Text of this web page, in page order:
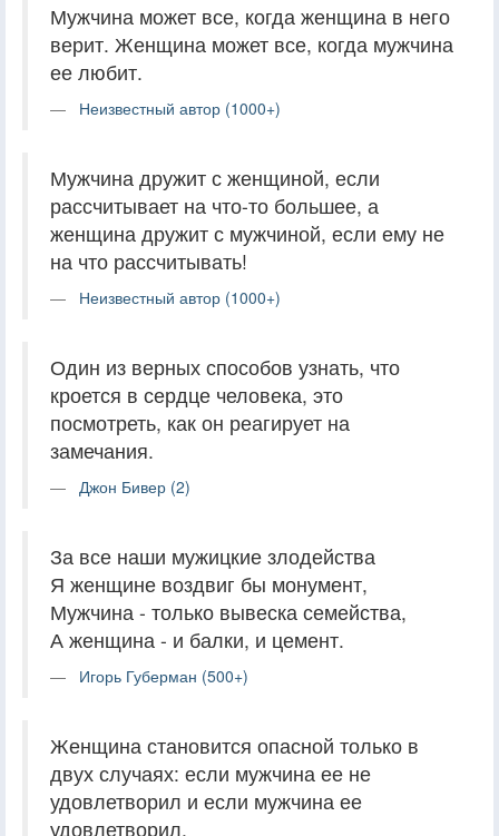
Мужчина может все, когда женщина в него
верит. Женщина может все, когда мужчина
ее любит.
Неизвестный автор (1000+)
Мужчина дружит с женщиной, если
рассчитывает на что-то большее, а
женщина дружит с мужчиной, если ему не
на что рассчитывать!
Неизвестный автор (1000+)
Один из верных способов узнать, что
кроется в сердце человека, это
посмотреть, как он реагирует на
замечания.
Джон Бивер (2)
За все наши мужицкие злодейства
Я женщине воздвиг бы монумент,
Мужчина - только вывеска семейства,
А женщина - и балки, и цемент.
Игорь Губерман (500+)
Женщина становится опасной только в
двух случаях: если мужчина ее не
удовлетворил и если мужчина ее
удовлетворил.